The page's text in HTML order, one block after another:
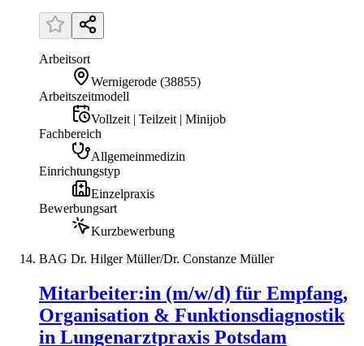
Arbeitsort
Wernigerode (38855)
Arbeitszeitmodell
Vollzeit | Teilzeit | Minijob
Fachbereich
Allgemeinmedizin
Einrichtungstyp
Einzelpraxis
Bewerbungsart
Kurzbewerbung
BAG Dr. Hilger Müller/Dr. Constanze Müller
Mitarbeiter:in (m/w/d) für Empfang,
Organisation & Funktionsdiagnostik
in Lungenarztpraxis Potsdam